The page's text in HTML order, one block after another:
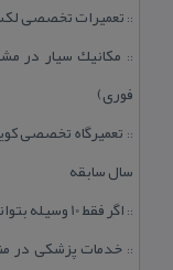
:: تعمیرات تخصصی
:: مكانیك سیار در
فوری)
::
سال سابقه
:: اگر فقط 10 وسیله بتوانید بخرید، اولویت با كدام تجهیزات است؟
:: خدمات پزشكی در